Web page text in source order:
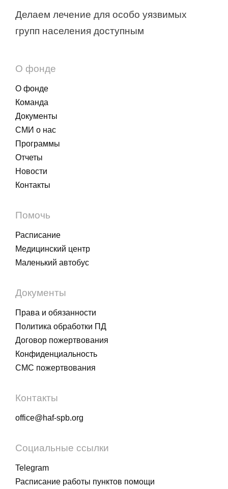
Делаем лечение для особо уязвимых
групп населения доступным
О фонде
О фонде
Команда
Документы
СМИ о нас
Программы
Отчеты
Новости
Контакты
Помочь
Расписание
Медицинский центр
Маленький автобус
Документы
Права и обязанности
Политика обработки ПД
Договор пожертвования
Конфиденциальность
СМС пожертвования
Контакты
office@haf-spb.org
Социальные ссылки
Telegram
Расписание работы пунктов помощи